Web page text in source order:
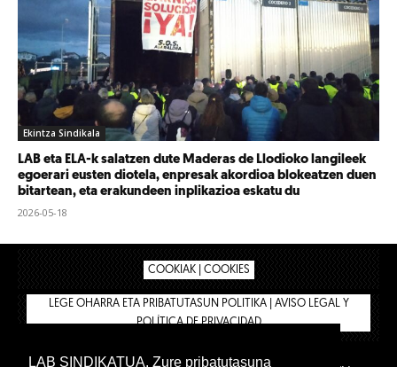
Ekintza Sindikala
LAB eta ELA-k salatzen dute Maderas de Llodioko langileek
egoerari eusten diotela, enpresak akordioa blokeatzen duen
bitartean, eta erakundeen inplikazioa eskatu du
2026-05-18
COOKIAK | COOKIES
LEGE OHARRA ETA PRIBATUTASUN POLITIKA | AVISO LEGAL Y
POLÍTICA DE PRIVACIDAD
LAB SINDIKATUA. Zure pribatutasuna